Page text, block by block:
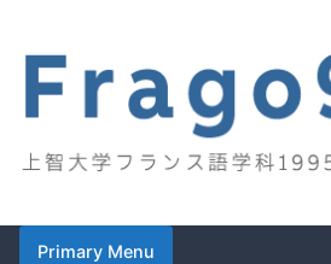
content
Frago95
Primary Menu